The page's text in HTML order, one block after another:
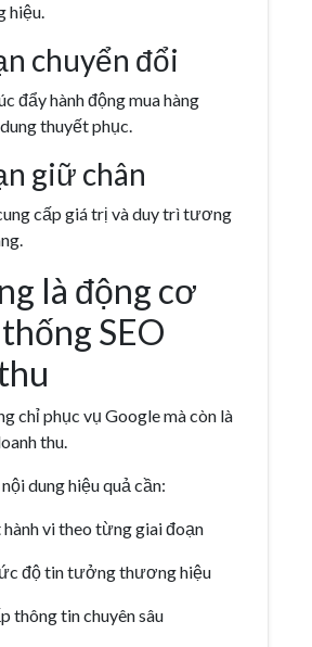
hiệu.
chuyển đổi
đẩy hành động mua hàng
thuyết phục.
giữ chân
cấp giá trị và duy trì tương
là động cơ
SEO
chỉ phục vụ Google mà còn là
thu.
dung hiệu quả cần:
vi theo từng giai đoạn
độ tin tưởng thương hiệu
thông tin chuyên sâu